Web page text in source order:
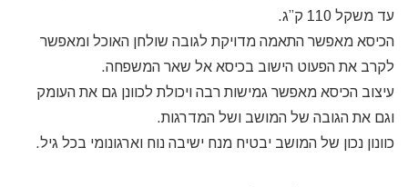
עד משקל 110 ק”ג.
הכיסא מאפשר התאמה מדויקת לגובה שולחן האוכל ומאפשר
לקרב את הפעוט הישוב בכיסא אל שאר המשפחה.
עיצוב הכיסא מאפשר גמישות רבה ויכולת לכוונן גם את העומק
וגם את הגובה של המושב ושל המדרגות.
כוונון נכון של המושב יבטיח מנח ישיבה נוח וארגונומי בכל גיל.